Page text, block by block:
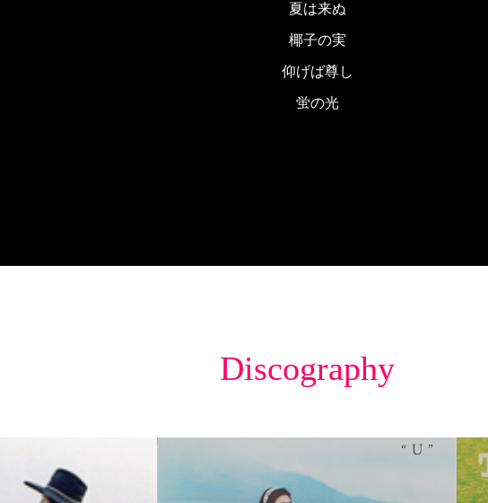
夏は来ぬ
椰子の実
仰げば尊し
蛍の光
Discography